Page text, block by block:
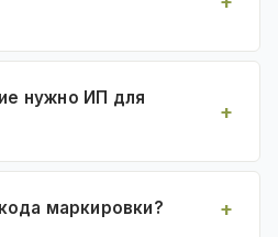
нужно ИП для
маркировки?